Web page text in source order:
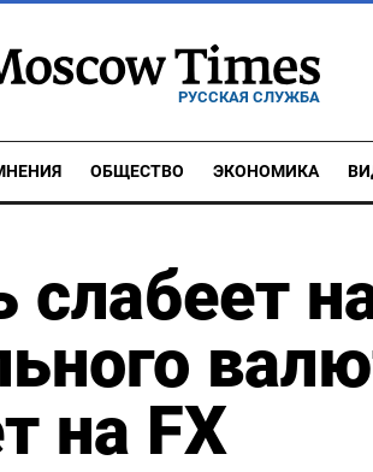
РУССКАЯ СЛУЖБА
ОБЩЕСТВО ЭКОНОМИКА
слабеет
на FX